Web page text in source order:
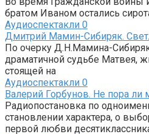
братом Иваном остались
Аудиоспектакли 0
Дмитрий Мамин-Сибиряк.
По очерку Д.Н.Мамина-
драматичной судьбе Матвея,
стоящей на
Аудиоспектакли 0
Валерий Горбунов. Не пора ли
Радиопостановка по
становлении характера, о
первой любви